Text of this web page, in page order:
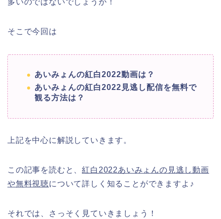
そこで今回は
あいみょんの紅白2022動画は？
あいみょんの紅白2022見逃し配信を無料で
観る方法は？
上記を中心に解説していきます。
この記事を読むと、紅白2022あいみょんの見逃し動画
や無料視聴について詳しく知ることができますよ♪
それでは、さっそく見ていきましょう！